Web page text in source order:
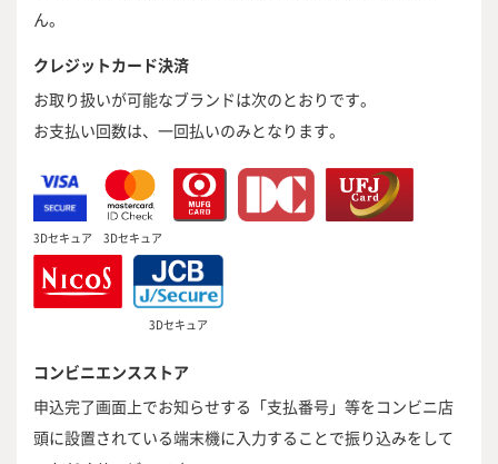
ん。
クレジットカード決済
お取り扱いが可能なブランドは次のとおりです。
お支払い回数は、一回払いのみとなります。
3Dセキュア 3Dセキュア
3Dセキュア
コンビニエンスストア
申込完了画面上でお知らせする「支払番号」等をコンビニ店
頭に設置されている端末機に入力することで振り込みをして